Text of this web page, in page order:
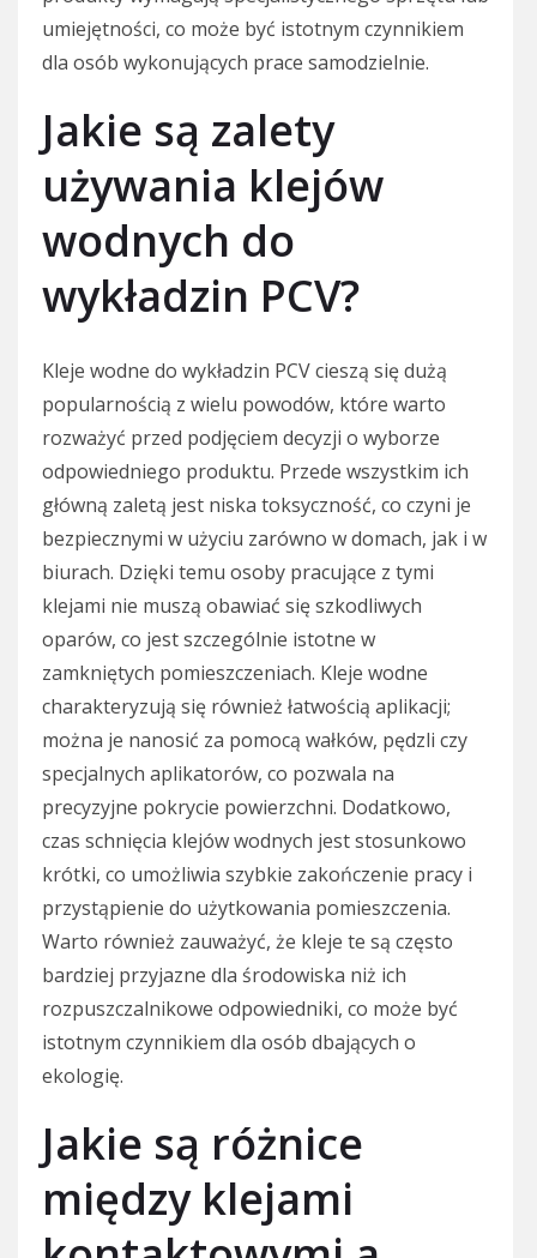
umiejętności, co może być istotnym czynnikiem
dla osób wykonujących prace samodzielnie.
Jakie są zalety
używania klejów
wodnych do
wykładzin PCV?
Kleje wodne do wykładzin PCV cieszą się dużą
popularnością z wielu powodów, które warto
rozważyć przed podjęciem decyzji o wyborze
odpowiedniego produktu. Przede wszystkim ich
główną zaletą jest niska toksyczność, co czyni je
bezpiecznymi w użyciu zarówno w domach, jak i w
biurach. Dzięki temu osoby pracujące z tymi
klejami nie muszą obawiać się szkodliwych
oparów, co jest szczególnie istotne w
zamkniętych pomieszczeniach. Kleje wodne
charakteryzują się również łatwością aplikacji;
można je nanosić za pomocą wałków, pędzli czy
specjalnych aplikatorów, co pozwala na
precyzyjne pokrycie powierzchni. Dodatkowo,
czas schnięcia klejów wodnych jest stosunkowo
krótki, co umożliwia szybkie zakończenie pracy i
przystąpienie do użytkowania pomieszczenia.
Warto również zauważyć, że kleje te są często
bardziej przyjazne dla środowiska niż ich
rozpuszczalnikowe odpowiedniki, co może być
istotnym czynnikiem dla osób dbających o
ekologię.
Jakie są różnice
między klejami